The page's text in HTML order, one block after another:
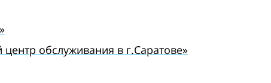
обслуживания в г.Саратове»